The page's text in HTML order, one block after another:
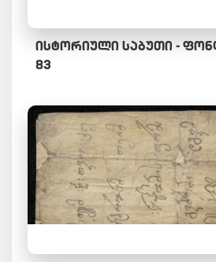
ᲘᲡᲢᲝᲠᲘᲣᲚᲘ ᲡᲐᲑᲣᲗᲘ -
83